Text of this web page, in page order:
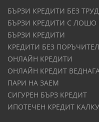
БЪРЗИ КРЕДИТИ БЕЗ
БЪРЗИ КРЕДИТИ С ЛОШО
БЪРЗИ КРЕДИТИ
КРЕДИТИ БЕЗ ПОРЪЧИТЕЛ
ОНЛАЙН КРЕДИТИ
ОНЛАЙН КРЕДИТ
ПАРИ НА ЗАЕМ
СИГУРЕН БЪРЗ КРЕДИТ
ИПОТЕЧЕН КРЕДИТ